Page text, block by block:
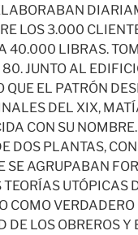
LOS 3.000
40.000 LIBRAS.
JUNTO AL
QUE EL PATRÓN
DEL XIX,
CON SU
DOS PLANTAS,
SE AGRUPABAN
COMO
LOS OBREROS